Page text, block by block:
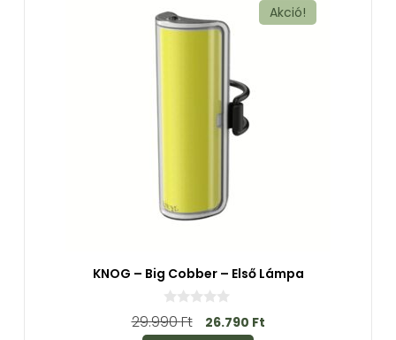
Akció!
KNOG – Big Cobber – Első Lámpa
0
a
29.990Ft 26.790 Ft